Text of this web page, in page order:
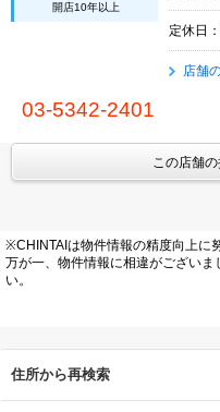
開店10年以上
定休日
店舗
03-5342-2401
この店舗
※CHINTAIは物件情報の精度向上に
万が一、物件情報に相違がございま
い。
住所から再検索